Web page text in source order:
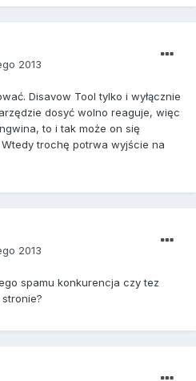
2013
Disavow Tool tylko i wyłącznie
dosyć wolno reaguje, więc
to i tak może on się
trochę potrwa wyjście na
2013
spamu konkurencja czy tez